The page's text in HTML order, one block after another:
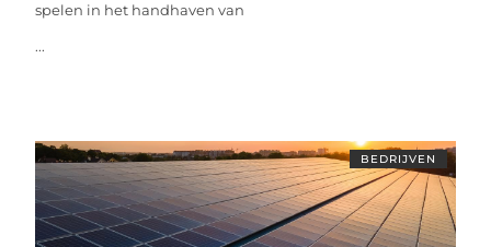
spelen in het handhaven van
...
BEDRIJVEN